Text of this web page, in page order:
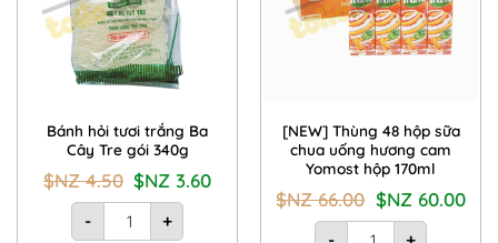
Bánh hỏi tươi trắng Ba
Cây Tre gói 340g
$NZ4.50 Giá
gốc
là:
$NZ
$NZ3.60Giá
hiện
-
Bánh hỏi tươi trắng Ba Cây Tre gói 340g số lượng
+
[NEW] Thùng 48 hộp sữa
chua uống hương cam
Yomost hộp 170ml
$NZ66.00 Giá
gốc
là:
$NZ
$NZ 60.00Giá
hiện
[NEW] Thùng 48 hộp